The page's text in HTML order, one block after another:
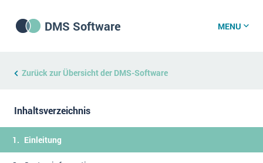
DMS Software
DMS Software
DMS Wissenszentrum
DMS News
MENU
Zurück zur Übersicht der DMS-Software
Inhaltsverzeichnis
Einleitung